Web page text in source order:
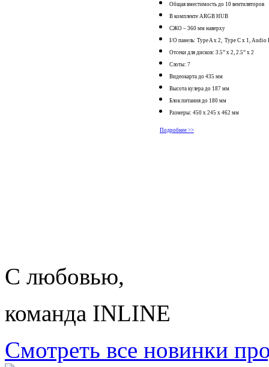
Общая вместимость до 10 вентиляторов
В комплекте ARGB HUB
СЖО – 360 мм наверху
I/O панель: Type A х 2, Type C х 1, Audio
Отсеки для дисков: 3.5” х 2, 2.5” х 2
Слоты: 7
Видеокарта до 435 мм
Высота кулера до 187 мм
Блок питания до 180 мм
Размеры: 450 х 245 х 462 мм
Подробнее >>
С любовью,
команда INLINE
Смотреть все новинки